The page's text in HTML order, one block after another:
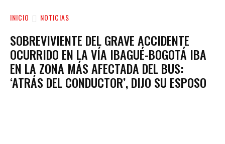
INICIO NOTICIAS
SOBREVIVIENTE DEL GRAVE ACCIDENTE
OCURRIDO EN LA VÍA IBAGUÉ-BOGOTÁ IBA
EN LA ZONA MÁS AFECTADA DEL BUS:
‘ATRÁS DEL CONDUCTOR’, DIJO SU ESPOSO